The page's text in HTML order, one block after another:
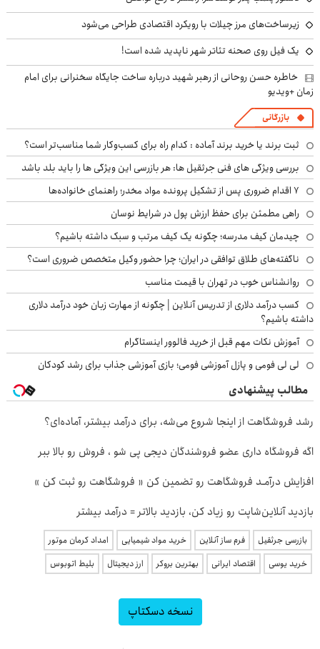
زیرساخت‌های مرز چیلات با رویکرد اقتصادی طراحی می‌شود
یک فیل روی صحنه تئاتر شهر ناپدید شده است!
خاطره حسن روحانی از رهبر شهید درباره ساخت جایگاه سخنرانی برای امام
زمان +ویدیو
بازرگانی
ثبت برند یا خرید برند آماده : کدام راه برای کسب‌وکار شما مناسب‌تر است؟
بررسی ویژگی های فنی جرثقیل ها: هر بازرسی این ویژگی ها را باید بلد باشد
۷ اقدام ضروری پس از تشکیل پرونده مواد مخدر؛ راهنمای خانواده‌ها
راهی مطمئن برای حفظ ارزش پول در شرایط نوسان
چیدمان کیف مدرسه؛ چگونه یک کیف مرتب و سبک داشته باشیم؟
ناگفته‌های طلاق توافقی در ایران؛ چرا حضور وکیل متخصص ضروری است؟
روانشناس خوب در تهران با قیمت مناسب
کسب درآمد دلاری از تدریس آنلاین | چگونه از مهارت زبان خود درآمد دلاری
داشته باشیم؟
آموزش نکات مهم قبل از خرید فالوور اینستاگرام
لی لی فومی و پازل آموزشی فومی؛ بازی آموزشی جذاب برای رشد کودکان
مطالب پیشنهادی
رشد فروشگاهت از اینجا شروع می‌شه، برای درآمد بیشتر، آماده‌ای؟
اگه فروشگاه داری عضو فروشندگان دیجی پی شو ، فروش رو بالا ببر
افزایش درآمـد فروشگاهت رو تضمین کن « فروشگاهت رو ثبت کن »
بازدید آنلاین‌شاپت رو زیاد کن، بازدید بالاتر = درآمد بیشتر
بازرسی جرثقیل فرم ساز آنلاین خرید مواد شیمیایی
امداد کرمان موتور
خرید یوسی
اقتصاد ایرانی بهترین بروکر ارز دیجیتال بلیط اتوبوس
نسخه دسکتاپ